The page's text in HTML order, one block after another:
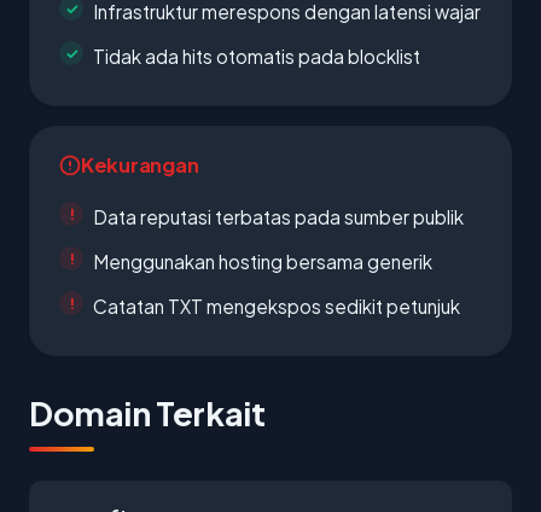
Infrastruktur merespons dengan latensi wajar
Tidak ada hits otomatis pada blocklist
Kekurangan
Data reputasi terbatas pada sumber publik
Menggunakan hosting bersama generik
Catatan TXT mengekspos sedikit petunjuk
Domain Terkait